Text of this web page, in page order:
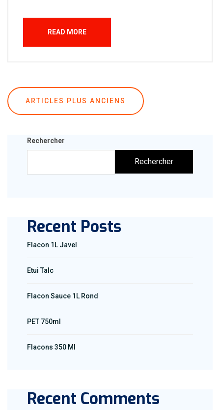
READ MORE
Navigation
des
articles
ARTICLES PLUS ANCIENS
Rechercher
Rechercher
Recent Posts
Flacon 1L Javel
Etui Talc
Flacon Sauce 1L Rond
PET 750ml
Flacons 350 Ml
Recent Comments